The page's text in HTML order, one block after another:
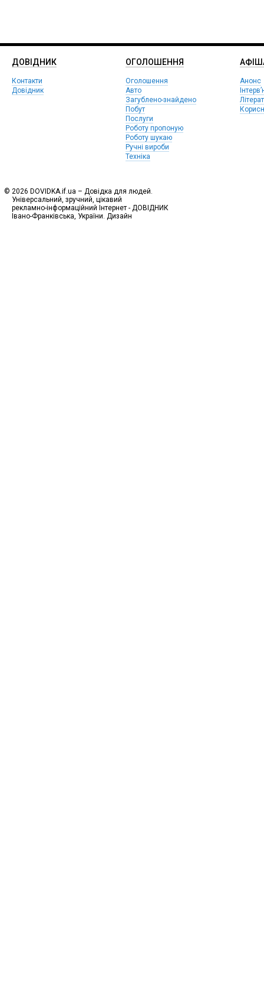
ДОВІДНИК
Контакти
Довідник
ОГОЛОШЕННЯ
Оголошення
Авто
Загублено-знайдено
Побут
Послуги
Роботу пропоную
Роботу шукаю
Ручні вироби
Техніка
Анонс
© 2026 DOVIDKA.if.ua – Довідка для людей.
Універсальний, зручний, цікавий
рекламно-інформаційний Інтернет - ДОВІДНИК
Івано-Франківська, України. Дизайн